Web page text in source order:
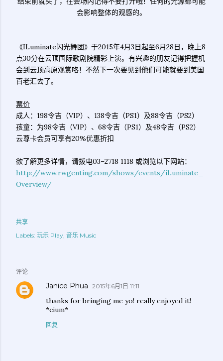
会影响整体的观感的。
《ILuminate闪光舞团》于2015年4月3日起至6月28日，晚上8
点30分在云顶国际歌剧院精彩上演。 有兴趣的朋友记得把握机
会到云顶高原观赏咯！不然下一次要见到他们可能就要到美国
百老汇去了。
票价
成人：198令吉（VIP）、138令吉（PS1）及88令吉（PS2）
孩童：为98令吉（VIP）、68令吉（PS1）及48令吉（PS2）
云尊卡会员可享有20%优惠折扣
欲了解更多详情，请拨电03–2718 1118 或浏览以下网站：
http://www.rwgenting.com/shows/events/iLuminate_
Overview/
共享
Labels: 玩乐 Play 音乐 Music
评论
Janice Phua 2015年6月1日 11:11
thanks for bringing me yo! really enjoyed it!
*cium*
回复